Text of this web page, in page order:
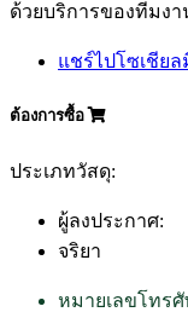
ด้วยบริการของทีมงา
แชร์ไปโซเชียล
ต้องการซื้อ
ประเภทวัสดุ:
ผู้ลงประกาศ:
จริยา
หมายเลขโทร